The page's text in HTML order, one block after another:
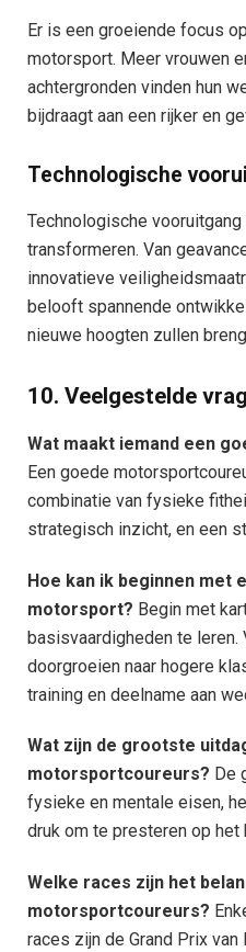
Er is een groeiende focus
motorsport. Meer vrouwen
achtergronden vinden hun
bijdraagt aan een rijker en
Technologische
Technologische
transformeren. Van
innovatieve
belooft spannende
nieuwe hoogten zullen
10. Veelgestelde
Wat maakt iemand een
Een goede
combinatie van fysieke
strategisch inzicht, en een
Hoe kan ik beginnen met
motorsport? Begin met
basisvaardigheden te leren.
doorgroeien naar hogere
training en deelname aan
Wat zijn de grootste
motorsportcoureurs? De
fysieke en mentale eisen,
druk om te presteren op het
Welke races zijn het
motorsportcoureurs?
races zijn de Grand Prix van